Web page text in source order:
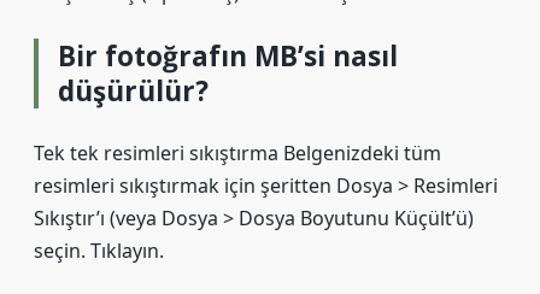
Bir fotoğrafın MB’si nasıl
düşürülür?
Tek tek resimleri sıkıştırma Belgenizdeki tüm
resimleri sıkıştırmak için şeritten Dosya > Resimleri
Sıkıştır’ı (veya Dosya > Dosya Boyutunu Küçült’ü)
seçin. Tıklayın.